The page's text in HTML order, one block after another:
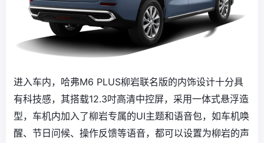
进入车内，哈弗M6 PLUS柳岩联名版的内饰设计十分具
有科技感，其搭载12.3吋高清中控屏，采用一体式悬浮造
型，车机内加入了柳岩专属的UI主题和语音包，如车机唤
醒、节日问候、操作反馈等语音，都可以设置为柳岩的声